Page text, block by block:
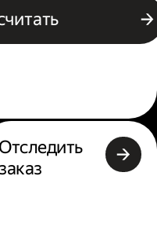
Отследить
заказ